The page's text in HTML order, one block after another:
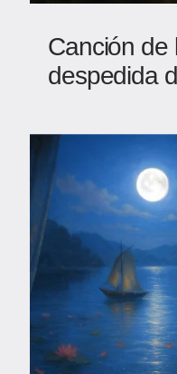
Canción de
despedida